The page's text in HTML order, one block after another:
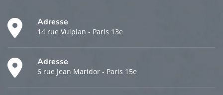
Adresse
14 rue Vulpian - Paris 13e
Adresse
6 rue Jean Maridor - Paris 15e